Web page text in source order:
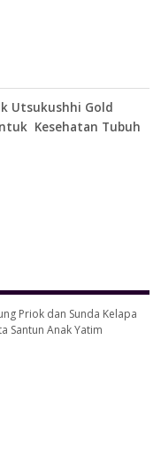
Utsukushhi Gold
Kesehatan Tubuh
Priok dan Sunda Kelapa
Santun Anak Yatim